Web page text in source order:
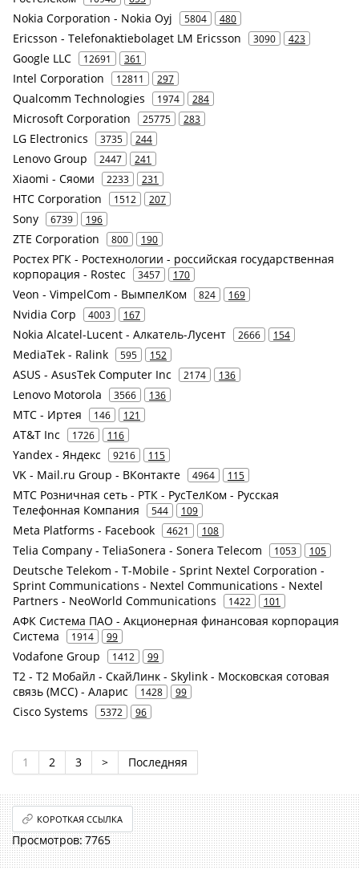
Nokia Corporation - Nokia Oyj 5804 480
Ericsson - Telefonaktiebolaget LM Ericsson 3090 423
Google LLC 12691 361
Intel Corporation 12811 297
Qualcomm Technologies 1974 284
Microsoft Corporation 25775 283
LG Electronics 3735 244
Lenovo Group 2447 241
Xiaomi - Сяоми 2233 231
HTC Corporation 1512 207
Sony 6739 196
ZTE Corporation 800 190
Ростех РГК - Ростехнологии - российская государственная
корпорация - Rostec
3457 170
Veon - VimpelCom - ВымпелКом 824 169
Nvidia Corp 4003 167
Nokia Alcatel-Lucent - Алкатель-Лусент 2666 154
MediaTek - Ralink 595 152
ASUS - AsusTek Computer Inc 2174 136
Lenovo Motorola 3566 136
МТС - Иртея 146 121
AT&T Inc 1726 116
Yandex - Яндекс 9216 115
VK - Mail.ru Group - ВКонтакте 4964 115
МТС Розничная сеть - РТК - РусТелКом - Русская
Телефонная Компания
544 109
Meta Platforms - Facebook 4621 108
Telia Company - TeliaSonera - Sonera Telecom 1053 105
Deutsche Telekom - T-Mobile - Sprint Nextel Corporation -
Sprint Communications - Nextel Communications - Nextel
Partners - NeoWorld Communications
1422 101
АФК Система ПАО - Акционерная финансовая корпорация
Система
1914 99
Vodafone Group 1412 99
Т2 - Т2 Мобайл - СкайЛинк - Skylink - Московская сотовая
связь (МСС) - Аларис
1428 99
Cisco Systems 5372 96
1 2 3 > Последняя
КОРОТКАЯ ССЫЛКА
7765